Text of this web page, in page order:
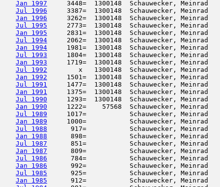
Jan 1997
3448=  1300148  Schauwecker,
Jul 1996
3387=  1300148  Schauwecker,
Jan 1996
3262=  1300148  Schauwecker, Meinrad
Jul 1995
2773=  1300148  Schauwecker,
Jan 1995
2831=  1300148  Schauwecker, Meinrad
Jul 1994
2062=  1300148  Schauwecker,
Jan 1994
1981=  1300148  Schauwecker, Meinrad
Jul 1993
1804=  1300148  Schauwecker,
Jan 1993
1719=  1300148  Schauwecker, Meinrad
Jul 1992
x   1300148  Schauwecker, Meinrad
Jan 1992
1501=  1300148  Schauwecker,
Jul 1991
1477=  1300148  Schauwecker,
Jan 1991
1375=  1300148  Schauwecker,
Jul 1990
1293=  1300148  Schauwecker,
Jan 1990
1222=    57568  Schauwecker,
Jul 1989
1017=           Schauwecker,
Jan 1989
1000=           Schauwecker,
Jul 1988
917=           Schauwecker,
Jan 1988
898=           Schauwecker,
Jul 1987
851=           Schauwecker,
Jan 1987
809=           Schauwecker,
Jul 1986
784=           Schauwecker, Meinrad
Jan 1986
992=           Schauwecker,
Jul 1985
925=           Schauwecker,
Jan 1985
912=